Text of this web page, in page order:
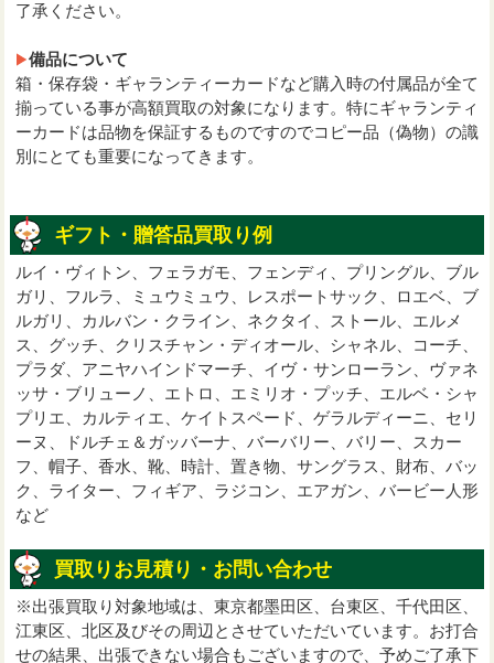
了承ください。
備品について
箱・保存袋・ギャランティーカードなど購入時の付属品が全て
揃っている事が高額買取の対象になります。特にギャランティ
ーカードは品物を保証するものですのでコピー品（偽物）の識
別にとても重要になってきます。
ギフト・贈答品買取り例
ルイ・ヴィトン、フェラガモ、フェンディ、プリングル、ブル
ガリ、フルラ、ミュウミュウ、レスポートサック、ロエベ、ブ
ルガリ、カルバン・クライン、ネクタイ、ストール、エルメ
ス、グッチ、クリスチャン・ディオール、シャネル、コーチ、
プラダ、アニヤハインドマーチ、イヴ・サンローラン、ヴァネ
ッサ・ブリューノ、エトロ、エミリオ・プッチ、エルベ・シャ
プリエ、カルティエ、ケイトスペード、ゲラルディーニ、セリ
ーヌ、ドルチェ＆ガッバーナ、バーバリー、バリー、スカー
フ、帽子、香水、靴、時計、置き物、サングラス、財布、バッ
ク、ライター、フィギア、ラジコン、エアガン、バービー人形
など
買取りお見積り・お問い合わせ
※出張買取り対象地域は、東京都墨田区、台東区、千代田区、
江東区、北区及びその周辺とさせていただいています。お打合
せの結果、出張できない場合もございますので、予めご了承下